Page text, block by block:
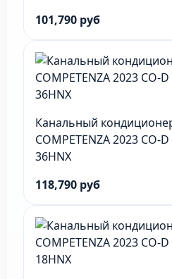
101,790 руб
Канальный
COMPETENZA 2023 CO-
36HNX
118,790 руб